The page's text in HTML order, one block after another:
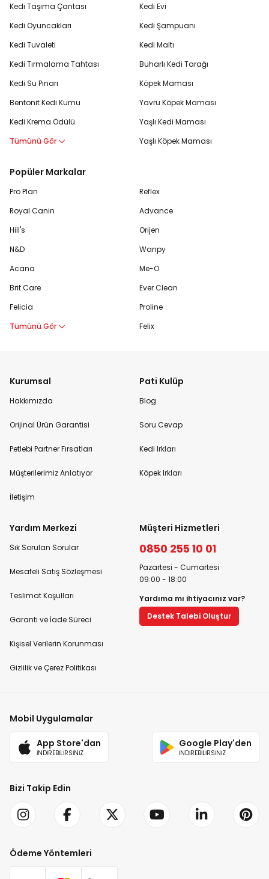
Kedi Taşıma Çantası
Kedi Oyuncakları
Kedi Tuvaleti
Kedi Tırmalama Tahtası
Kedi Su Pınarı
Bentonit Kedi Kumu
Kedi Krema Ödülü
Tümünü Gör
Kedi Evi
Kedi Şampuanı
Kedi Maltı
Buharlı Kedi Tarağı
Köpek Maması
Yavru Köpek Maması
Yaşlı Kedi Maması
Yaşlı Köpek Maması
Popüler Markalar
Pro Plan
Royal Canin
Hill's
N&D
Acana
Brit Care
Felicia
Tümünü Gör
Reflex
Advance
Orijen
Wanpy
Me-O
Ever Clean
Proline
Felix
Kurumsal
Hakkımızda
Orijinal Ürün Garantisi
Petlebi Partner Fırsatları
Müşterilerimiz Anlatıyor
İletişim
Pati Kulüp
Blog
Soru Cevap
Kedi Irkları
Köpek Irkları
Yardım Merkezi
Sık Sorulan Sorular
Mesafeli Satış Sözleşmesi
Teslimat Koşulları
Garanti ve İade Süreci
Kişisel Verilerin Korunması
Gizlilik ve Çerez Politikası
Müşteri Hizmetleri
0850 255 10 01
Pazartesi - Cumartesi
09:00 - 18:00
Yardıma mı ihtiyacınız var?
Destek Talebi Oluştur
Mobil Uygulamalar
App Store'dan
İNDİREBİLİRSİNİZ
Google Play'den
İNDİREBİLİRSİNİZ
Bizi Takip Edin
Ödeme Yöntemleri